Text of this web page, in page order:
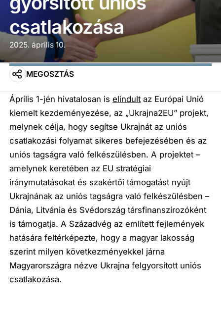
csatlakozása
2025. április 10.
MEGOSZTÁS
Április 1-jén hivatalosan iselindult az Európai Unió
kiemelt kezdeményezése, az „Ukrajna2EU” projekt,
melynek célja, hogy segítse Ukrajnát az uniós
csatlakozási folyamat sikeres befejezésében és az
uniós tagságra való felkészülésben. A projektet –
amelynek keretében az EU stratégiai
iránymutatásokat és szakértői támogatást nyújt
Ukrajnának az uniós tagságra való felkészülésben –
Dánia, Litvánia és Svédország társfinanszírozóként
is támogatja. A Századvég az említett fejlemények
hatására feltérképezte, hogy a magyar lakosság
szerint milyen következményekkel járna
Magyarországra nézve Ukrajna felgyorsított uniós
csatlakozása.